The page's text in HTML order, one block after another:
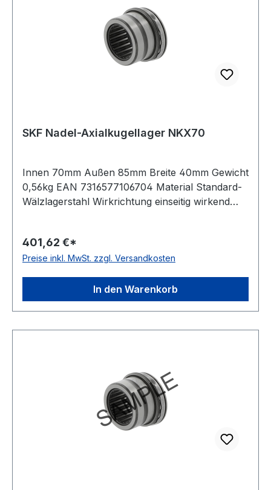
SKF Nadel-Axialkugellager NKX70
Innen 70mm Außen 85mm Breite 40mm Gewicht
0,56kg EAN 7316577106704 Material Standard-
Wälzlagerstahl Wirkrichtung einseitig wirkend
ABEC 1 Käfig Stahlblechkäfig Ausführung
zerlegbar Schmierung für Ölschmierung
401,62 €*
Preise inkl. MwSt. zzgl. Versandkosten
In den Warenkorb